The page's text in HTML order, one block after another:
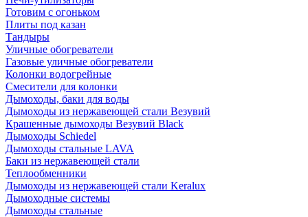
Готовим с огоньком
Плиты под казан
Тандыры
Уличные обогреватели
Газовые уличные обогреватели
Колонки водогрейные
Смесители для колонки
Дымоходы, баки для воды
Дымоходы из нержавеющей стали Везувий
Крашенные дымоходы Везувий Black
Дымоходы Schiedel
Дымоходы стальные LAVA
Баки из нержавеющей стали
Теплообменники
Дымоходы из нержавеющей стали Keralux
Дымоходные системы
Дымоходы стальные